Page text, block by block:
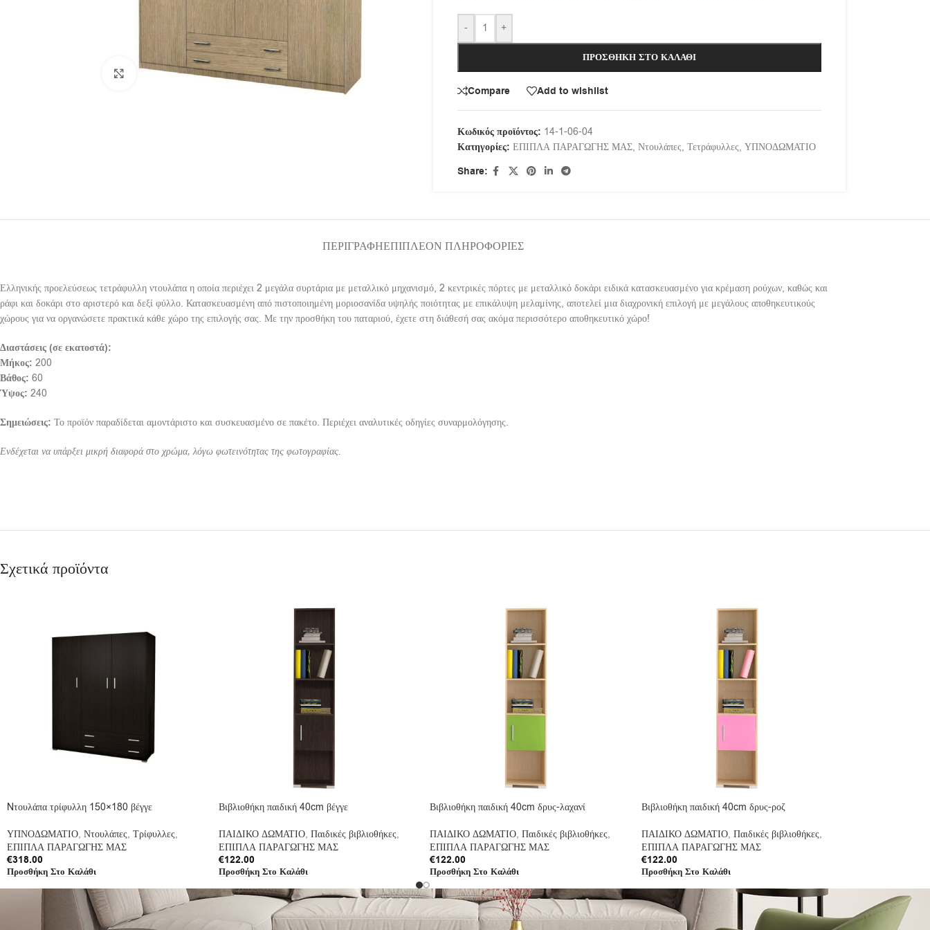
Click to enlarge
- +
ΠΡΟΣΘΉΚΗ ΣΤΟ ΚΑΛΆΘΙ
Compare Add to wishlist
Κωδικός προϊόντος: 14-1-06-04
Κατηγορίες: ΕΠΙΠΛΑ ΠΑΡΑΓΩΓΗΣ ΜΑΣ, Ντουλάπες, Τετράφυλλες, ΥΠΝΟΔΩΜΑΤΙΟ
Share:
ΠΕΡΙΓΡΑΦΉΕΠΙΠΛΈΟΝ ΠΛΗΡΟΦΟΡΊΕΣ
Ελληνικής προελεύσεως τετράφυλλη ντουλάπα η οποία περιέχει 2 μεγάλα συρτάρια με μεταλλικό μηχανισμό, 2 κεντρικές πόρτες με μεταλλικό δοκάρι ειδικά κατασκευασμένο για κρέμαση ρούχων, καθώς και
ράφι και δοκάρι στο αριστερό και δεξί φύλλο. Κατασκευασμένη από πιστοποιημένη μοριοσανίδα υψηλής ποιότητας με επικάλυψη μελαμίνης, αποτελεί μια διαχρονική επιλογή με μεγάλους αποθηκευτικούς
χώρους για να οργανώσετε πρακτικά κάθε χώρο της επιλογής σας. Με την προσθήκη του παταριού, έχετε στη διάθεσή σας ακόμα περισσότερο αποθηκευτικό χώρο!
Διαστάσεις (σε εκατοστά):
Μήκος: 200
Βάθος: 60
Ύψος: 240
Σημειώσεις: Το προϊόν παραδίδεται αμοντάριστο και συσκευασμένο σε πακέτο. Περιέχει αναλυτικές οδηγίες συναρμολόγησης.
Ενδέχεται να υπάρξει μικρή διαφορά στο χρώμα, λόγω φωτεινότητας της φωτογραφίας.
Σχετικά προϊόντα
Nτουλάπα τρίφυλλη 150×180 βέγγε
ΥΠΝΟΔΩΜΑΤΙΟ, Ντουλάπες, Τρίφυλλες,
ΕΠΙΠΛΑ ΠΑΡΑΓΩΓΗΣ ΜΑΣ
€318.00
Προσθήκη Στο Καλάθι
Βιβλιοθήκη παιδική 40cm βέγγε
ΠΑΙΔΙΚΟ ΔΩΜΑΤΙΟ, Παιδικές βιβλιοθήκες,
ΕΠΙΠΛΑ ΠΑΡΑΓΩΓΗΣ ΜΑΣ
€122.00
Προσθήκη Στο Καλάθι
Βιβλιοθήκη παιδική 40cm δρυς-λαχανί
ΠΑΙΔΙΚΟ ΔΩΜΑΤΙΟ, Παιδικές βιβλιοθήκες,
ΕΠΙΠΛΑ ΠΑΡΑΓΩΓΗΣ ΜΑΣ
€122.00
Προσθήκη Στο Καλάθι
Βιβλιοθήκη παιδική 40cm δρυς-ροζ
ΠΑΙΔΙΚΟ ΔΩΜΑΤΙΟ, Παιδικές βιβλιοθήκες,
ΕΠΙΠΛΑ ΠΑΡΑΓΩΓΗΣ ΜΑΣ
€122.00
Προσθήκη Στο Καλάθι